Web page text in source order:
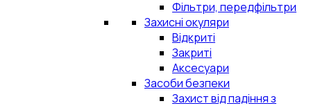
Фільтри, передфільтри
Захисні окуляри
Відкриті
Закриті
Аксесуари
Засоби безпеки
Захист від падіння з